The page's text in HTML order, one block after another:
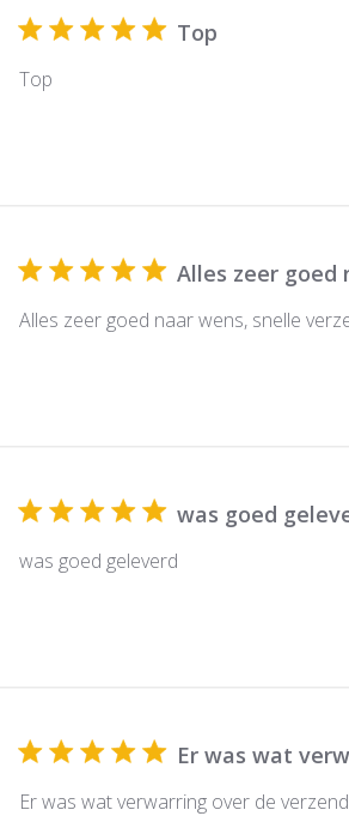
Top
Top
Alles zeer goed
Alles zeer goed naar wens, snelle
was goed
was goed geleverd
Er was wat
Er was wat verwarring over de